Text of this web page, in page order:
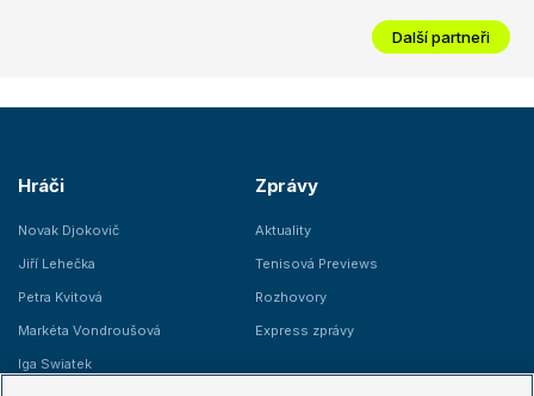
Další partneři
Hráči
Novak Djokovič
Jiří Lehečka
Petra Kvitová
Markéta Vondroušová
Iga Swiatek
Zprávy
Aktuality
Tenisová Previews
Rozhovory
Express zprávy